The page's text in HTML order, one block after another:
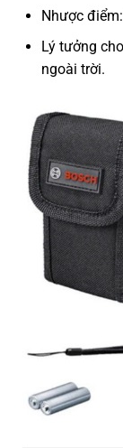
Nhược
Lý tưởng
ngoài trời.